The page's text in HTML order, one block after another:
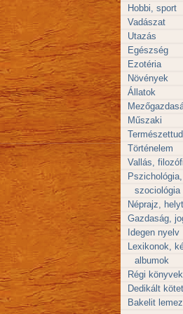
Hobbi, sport
Vadászat
Utazás
Egészség
Ezotéria
Növények
Állatok
Műszaki
Történelem
Vallás,
szociológia
Néprajz,
Gazdaság,
Idegen nyelv
Lexikonok,
albumok
Régi könyvek
Dedikált
Bakelit